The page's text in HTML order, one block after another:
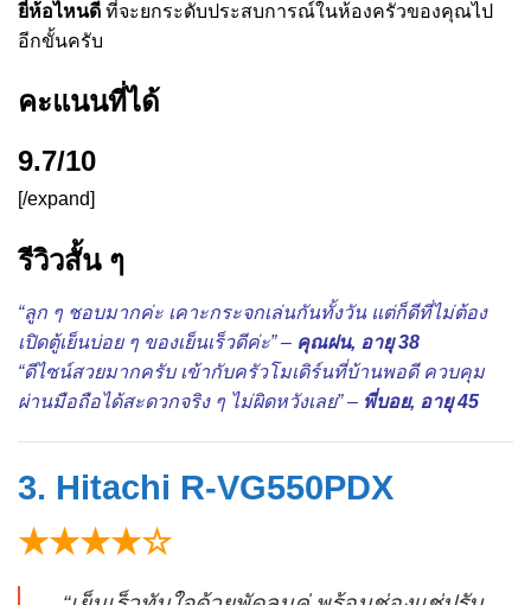
ยี่ห้อไหนดี ที่จะยกระดับประสบการณ์ในห้องครัวของคุณไป
อีกขั้นครับ
คะแนนที่ได้
9.7/10
[/expand]
รีวิวสั้น ๆ
“ลูก ๆ ชอบมากค่ะ เคาะกระจกเล่นกันทั้งวัน แต่ก็ดีที่ไม่ต้อง
เปิดตู้เย็นบ่อย ๆ ของเย็นเร็วดีค่ะ” – คุณฝน, อายุ 38
“ดีไซน์สวยมากครับ เข้ากับครัวโมเดิร์นที่บ้านพอดี ควบคุม
ผ่านมือถือได้สะดวกจริง ๆ ไม่ผิดหวังเลย” – พี่บอย, อายุ 45
3. Hitachi R-VG550PDX
★★★★☆